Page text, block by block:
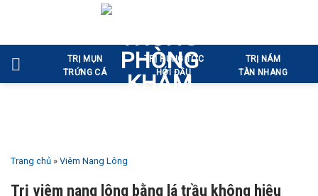
nội
dung
TRỊ MỤN
TRỨNG CÁ
TRỊ RỤNG TÓC
HÓI ĐẦU
TRỊ NÁM
TÀN NHANG
Trang chủ » Viêm Nang Lông
Trị viêm nang lông bằng lá trầu không hiệu